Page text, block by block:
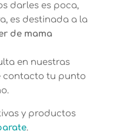
darles es poca,
es destinada a la
de mama
en nuestras
contacto tu punto
y productos
.